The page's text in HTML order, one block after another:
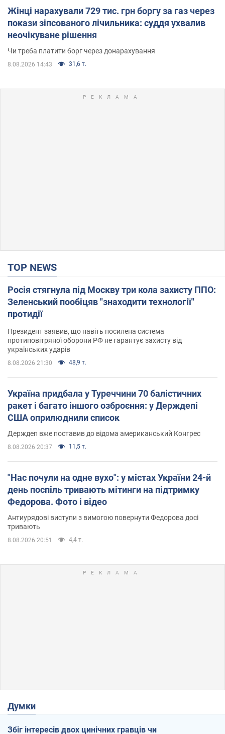
Жінці нарахували 729 тис. грн боргу за газ через
покази зіпсованого лічильника: суддя ухвалив
неочікуване рішення
Чи треба платити борг через донарахування
8.08.2026 14:43 31,6 т.
TOP NEWS
Росія стягнула під Москву три кола захисту ППО:
Зеленський пообіцяв "знаходити технології"
протидії
Президент заявив, що навіть посилена система
протиповітряної оборони РФ не гарантує захисту від
українських ударів
8.08.2026 21:30 48,9 т.
Україна придбала у Туреччини 70 балістичних
ракет і багато іншого озброєння: у Держдепі
США оприлюднили список
Держдеп вже поставив до відома американський Конгрес
8.08.2026 20:37 11,5 т.
"Нас почули на одне вухо": у містах України 24-й
день поспіль тривають мітинги на підтримку
Федорова. Фото і відео
Антиурядові виступи з вимогою повернути Федорова досі
тривають
8.08.2026 20:51 4,4 т.
Думки
Збіг інтересів двох цинічних гравців чи